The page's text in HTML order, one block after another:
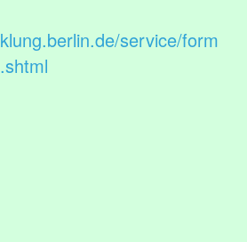
service/form